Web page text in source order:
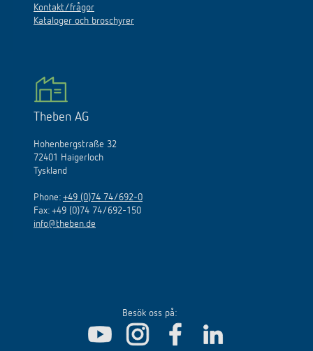
Kontakt/frågor
Kataloger och broschyrer
Theben AG
Hohenbergstraße 32
72401 Haigerloch
Tyskland
Phone: +49 (0)74 74/692-0
Fax: +49 (0)74 74/692-150
info@theben.de
Besök oss på: